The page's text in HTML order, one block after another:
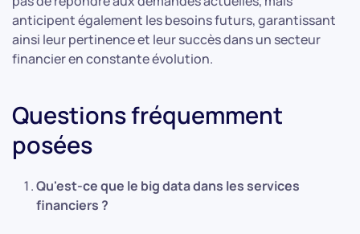
anticipent également les besoins futurs, garantissant
ainsi leur pertinence et leur succès dans un secteur
financier en constante évolution.
Questions fréquemment
posées
Qu'est-ce que le big data dans les services
financiers ?